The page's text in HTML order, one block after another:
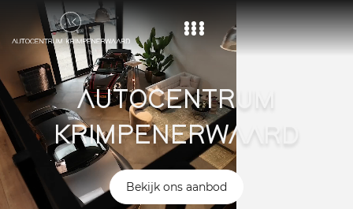
Home
Aanbod
Diensten
Over ons
Vacature
AUTOCENTRUM
KRIMPENERWAARD
Bekijk ons aanbod